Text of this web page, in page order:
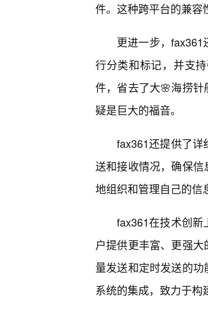
件。这种跨平台的兼容
更进一步，
行分类和标记，并支
件，省去了大🌸海捞
疑是巨大的福音。
fax361还提供了
送和接收情况，确保
地组织和管理自己的信
fax361在技术创新
户提供更丰富、更强
量发送和定时发送的
系统的集成，致力于构